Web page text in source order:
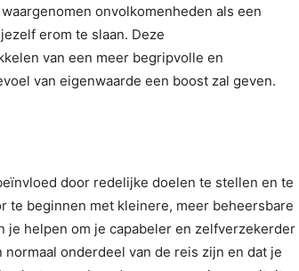
onvolkomenheden als een
erom te slaan. Deze
van een meer begripvolle en
van eigenwaarde een boost zal geven.
door redelijke doelen te stellen en te
te beginnen met kleinere, meer beheersbare
helpen om je capabeler en zelfverzekerder
onderdeel van de reis zijn en dat je